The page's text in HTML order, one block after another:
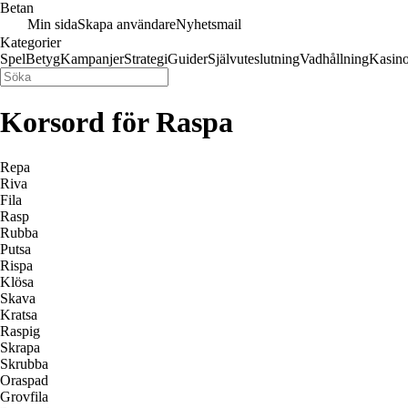
Betan
Min sidaSkapa användareNyhetsmail
Kategorier
SpelBetygKampanjerStrategiGuiderSjälvuteslutningVadhållning
Korsord för Raspa
Repa
Riva
Fila
Rasp
Rubba
Putsa
Rispa
Klösa
Skava
Kratsa
Raspig
Skrapa
Skrubba
Oraspad
Grovfila